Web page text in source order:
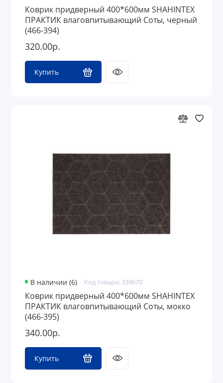
Коврик придверный 400*600мм SHAHINTEX
ПРАКТИК влаговпитывающий Соты, черный
(466-394)
320.00р.
Купить
В наличии (6) Код товара: 339670
Коврик придверный 400*600мм SHAHINTEX
ПРАКТИК влаговпитывающий Соты, мокко
(466-395)
340.00р.
Купить